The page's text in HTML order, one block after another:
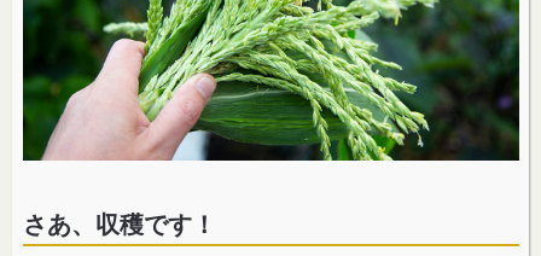
さあ、収穫です！